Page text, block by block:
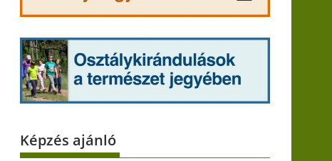
Képzés ajánló